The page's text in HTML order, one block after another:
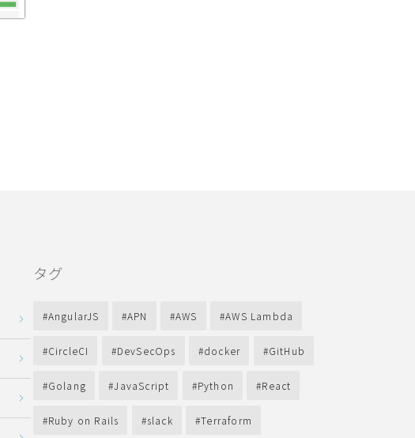
タグ
AngularJS APN AWS AWS Lambda
CircleCI DevSecOps docker GitHub
Golang JavaScript Python React
Ruby on Rails slack Terraform